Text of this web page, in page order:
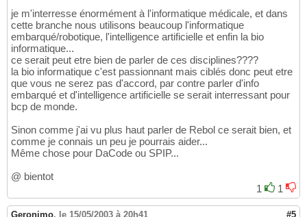
je m'interresse énormément à l'informatique médicale, et dans
cette branche nous utilisons beaucoup l'informatique
embarqué/robotique, l'intelligence artificielle et enfin la bio
informatique...
ce serait peut etre bien de parler de ces disciplines????
la bio informatique c'est passionnant mais ciblés donc peut etre
que vous ne serez pas d'accord, par contre parler d'info
embarqué et d'intelligence artificielle se serait interressant pour
bcp de monde.
Sinon comme j'ai vu plus haut parler de Rebol ce serait bien, et
comme je connais un peu je pourrais aider...
Même chose pour DaCode ou SPIP...
@ bientot
1
1
Geronimo, le 15/05/2003 à 20h41 #5